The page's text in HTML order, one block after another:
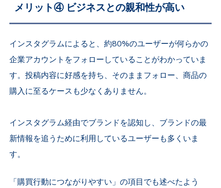
メリット④ ビジネスとの親和性が高い
インスタグラムによると、約80%のユーザーが何らかの
企業アカウントをフォローしていることがわかっていま
す。投稿内容に好感を持ち、そのままフォロー、商品の
購入に至るケースも少なくありません。
インスタグラム経由でブランドを認知し、ブランドの最
新情報を追うために利用しているユーザーも多くいま
す。
「購買行動につながりやすい」の項目でも述べたよう